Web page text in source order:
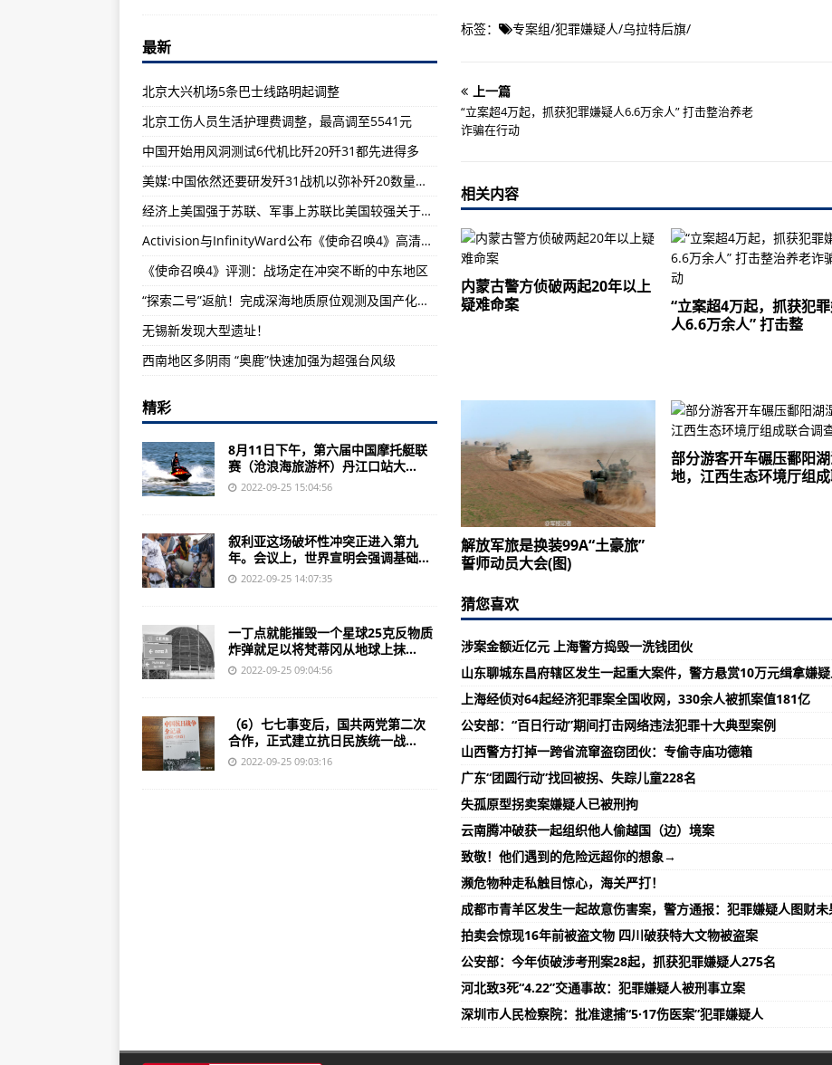
台风“奥鹿”将带来强风雨天气 海南发布相关预警
英媒：英国议员称F-35电路板令人窒息
《英雄联盟》25人团队副本：野蛮角斗士的护肩
内蒙古警方侦破两起20年以上疑难命案
北京大兴机场5条巴士线路明起调整
明天限号吗？天津交警回复来了！
“立案超4万起，抓获犯罪嫌疑人6.6万余人” 打击整治养老诈骗在行动
北京工伤人员生活护理费调整，最高调至5541元
防疫中不认真履行工作职责 贵州毕节四名干部被审查调查
中国开始用风洞测试6代机比歼20歼31都先进得多
国民警卫局，下辖：陆军国民警卫队(马里兰)
标签： 专案组/犯罪嫌疑人/乌拉特后旗/
上一篇
“立案超4万起，抓获犯罪嫌疑人6.6万余人” 打击整治养老
诈骗在行动
相关内容
内蒙古警方侦破两起20年以上
疑难命案
“立案超4万起，抓获犯
人6.6万余人” 打击整
解放军旅是换装99A“土豪旅”
誓师动员大会(图)
部分游客开车碾压鄱阳
地，江西生态环境厅组
猜您喜欢
涉案金额近亿元 上海警方捣毁一洗钱团伙
山东聊城东昌府辖区发生一起重大案件，警方悬赏10万元缉拿嫌
上海经侦对64起经济犯罪案全国收网，330余人被抓案值181亿
公安部：“百日行动”期间打击网络违法犯罪十大典型案例
山西警方打掉一跨省流窜盗窃团伙：专偷寺庙功德箱
广东“团圆行动”找回被拐、失踪儿童228名
失孤原型拐卖案嫌疑人已被刑拘
云南腾冲破获一起组织他人偷越国（边）境案
致敬！他们遇到的危险远超你的想象→
濒危物种走私触目惊心，海关严打！
成都市青羊区发生一起故意伤害案，警方通报：犯罪嫌疑人图财
拍卖会惊现16年前被盗文物 四川破获特大文物被盗案
公安部：今年侦破涉考刑案28起，抓获犯罪嫌疑人275名
河北致3死“4.22”交通事故：犯罪嫌疑人被刑事立案
深圳市人民检察院：批准逮捕“5·17伤医案”犯罪嫌疑人
最新
北京大兴机场5条巴士线路明起调整
北京工伤人员生活护理费调整，最高调至5541元
中国开始用风洞测试6代机比歼20歼31都先进得多
美媒:中国依然还要研发歼31战机以弥补歼20数量不足
经济上美国强于苏联、军事上苏联比美国较强关于两个超级大国的实力对比
Activision与InfinityWard公布《使命召唤4》高清重制版
《使命召唤4》评测：战场定在冲突不断的中东地区
“探索二号”返航！完成深海地质原位观测及国产化装备海试任务
无锡新发现大型遗址！
西南地区多阴雨 “奥鹿”快速加强为超强台风级
精彩
8月11日下午，第六届中国摩托艇联
赛（沧浪海旅游杯）丹江口站大...
2022-09-25 15:04:56
叙利亚这场破坏性冲突正进入第九
年。会议上，世界宣明会强调基础...
2022-09-25 14:07:35
一丁点就能摧毁一个星球25克反物质
炸弹就足以将梵蒂冈从地球上抹...
2022-09-25 09:04:56
（6）七七事变后，国共两党第二次
合作，正式建立抗日民族统一战...
2022-09-25 09:03:16